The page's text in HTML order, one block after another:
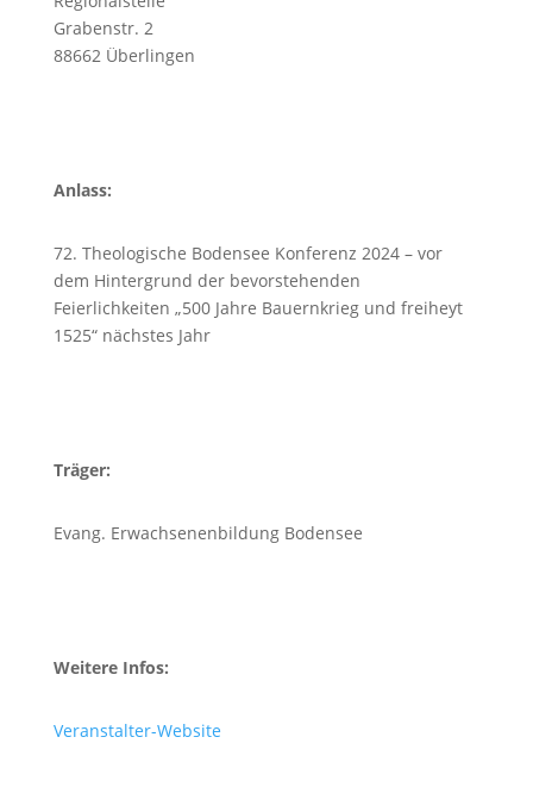
Grabenstr. 2
88662 Überlingen
Anlass:
72. Theologische Bodensee Konferenz 2024 – vor
dem Hintergrund der bevorstehenden
Feierlichkeiten „500 Jahre Bauernkrieg und freiheyt
1525“ nächstes Jahr
Träger:
Evang. Erwachsenenbildung Bodensee
Weitere Infos:
Veranstalter-Website